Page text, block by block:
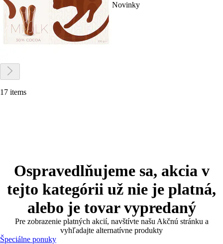
Novinky
17 items
Ospravedlňujeme sa, akcia v
tejto kategórii už nie je platná,
alebo je tovar vypredaný
Pre zobrazenie platných akcií, navštívte našu Akčnú stránku a
vyhľadajte alternatívne produkty
Špeciálne ponuky